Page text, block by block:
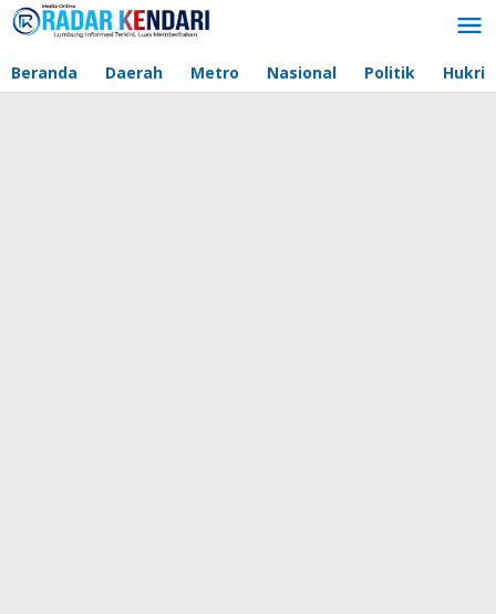
Lewati
ke
Beranda Daerah Metro Nasional Politik